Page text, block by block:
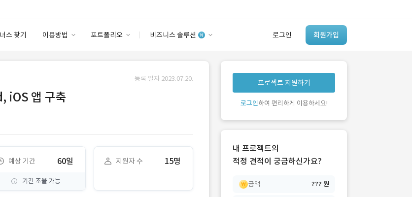
스 찾기 이용방법 포트폴리오 비즈니스 솔루션 로그인 회원가입
이용요금
고객센터
안심 코드 케어
유사사례 검색 AI
‘이런 거’ 만들어본
개발 회사 있어?
등록 일자 2023.07.20.
iOS 앱 구축
예상 기간 60일
기간 조율 가능
지원자 수 15명
프로젝트 지원하기
로그인하여 편리하게 이용하세요!
내 프로젝트의
적정 견적이 궁금하신가요?
금액 ??? 원